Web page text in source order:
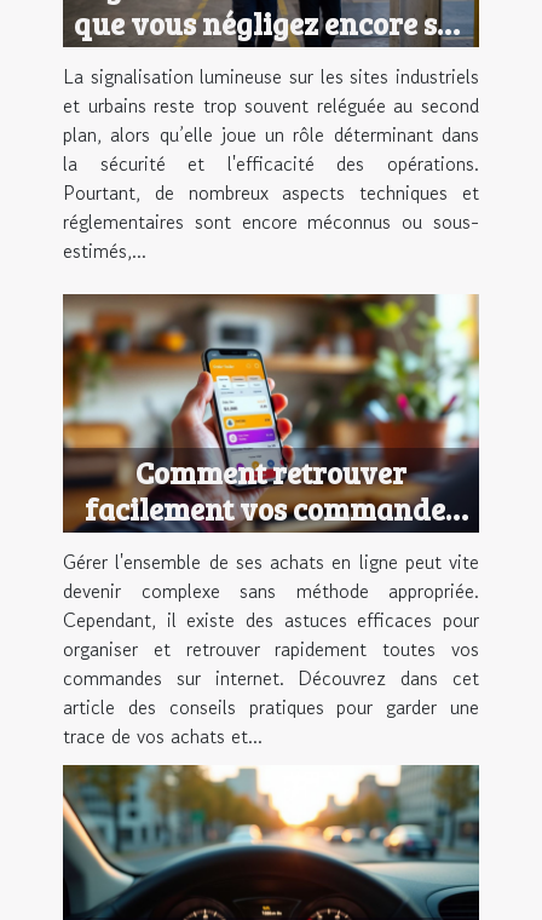
que vous négligez encore sur
vos sites
La signalisation lumineuse sur les sites industriels
et urbains reste trop souvent reléguée au second
plan, alors qu’elle joue un rôle déterminant dans
la sécurité et l'efficacité des opérations.
Pourtant, de nombreux aspects techniques et
réglementaires sont encore méconnus ou sous-
estimés,...
Comment retrouver
facilement vos commandes
en ligne ?
Gérer l'ensemble de ses achats en ligne peut vite
devenir complexe sans méthode appropriée.
Cependant, il existe des astuces efficaces pour
organiser et retrouver rapidement toutes vos
commandes sur internet. Découvrez dans cet
article des conseils pratiques pour garder une
trace de vos achats et...